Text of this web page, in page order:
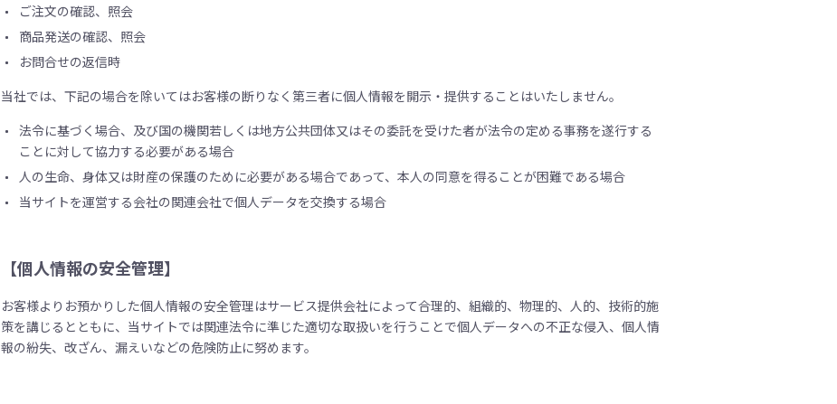
ご注文の確認、照会
商品発送の確認、照会
お問合せの返信時
当社では、下記の場合を除いてはお客様の断りなく第三者に個人情報を開示・提供することはいたしません。
法令に基づく場合、及び国の機関若しくは地方公共団体又はその委託を受けた者が法令の定める事務を遂行する
ことに対して協力する必要がある場合
人の生命、身体又は財産の保護のために必要がある場合であって、本人の同意を得ることが困難である場合
当サイトを運営する会社の関連会社で個人データを交換する場合
【個人情報の安全管理】
お客様よりお預かりした個人情報の安全管理はサービス提供会社によって合理的、組織的、物理的、人的、技術的施
策を講じるとともに、当サイトでは関連法令に準じた適切な取扱いを行うことで個人データへの不正な侵入、個人情
報の紛失、改ざん、漏えいなどの危険防止に努めます。